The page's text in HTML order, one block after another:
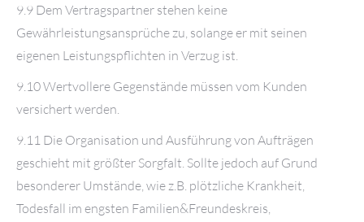
9.9 Dem Vertragspartner stehen keine
Gewährleistungsansprüche zu, solange er mit seinen
eigenen Leistungspflichten in Verzug ist.
9.10 Wertvollere Gegenstände müssen vom Kunden
versichert werden.
9.11 Die Organisation und Ausführung von Aufträgen
geschieht mit größter Sorgfalt. Sollte jedoch auf Grund
besonderer Umstände, wie z.B. plötzliche Krankheit,
Todesfall im engsten Familien&Freundeskreis,